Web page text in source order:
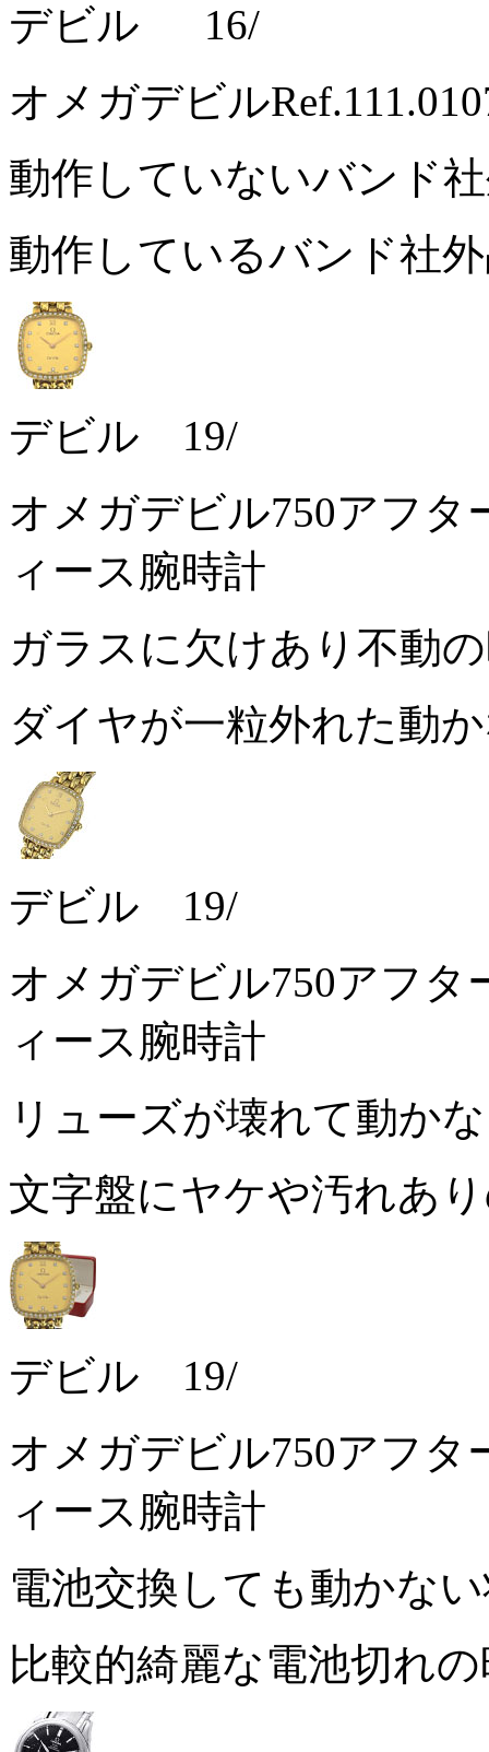
デビル 16/
オメガデビル
動作していないバンド
動作しているバンド社
デビル 19/
オメガデビル750アフ
ィース腕時計
ガラスに欠けあり不動
ダイヤが一粒外れた動
デビル 19/
オメガデビル750アフ
ィース腕時計
リューズが壊れて動か
文字盤にヤケや汚れあ
デビル 19/
オメガデビル750アフ
ィース腕時計
電池交換しても動かな
比較的綺麗な電池切れ